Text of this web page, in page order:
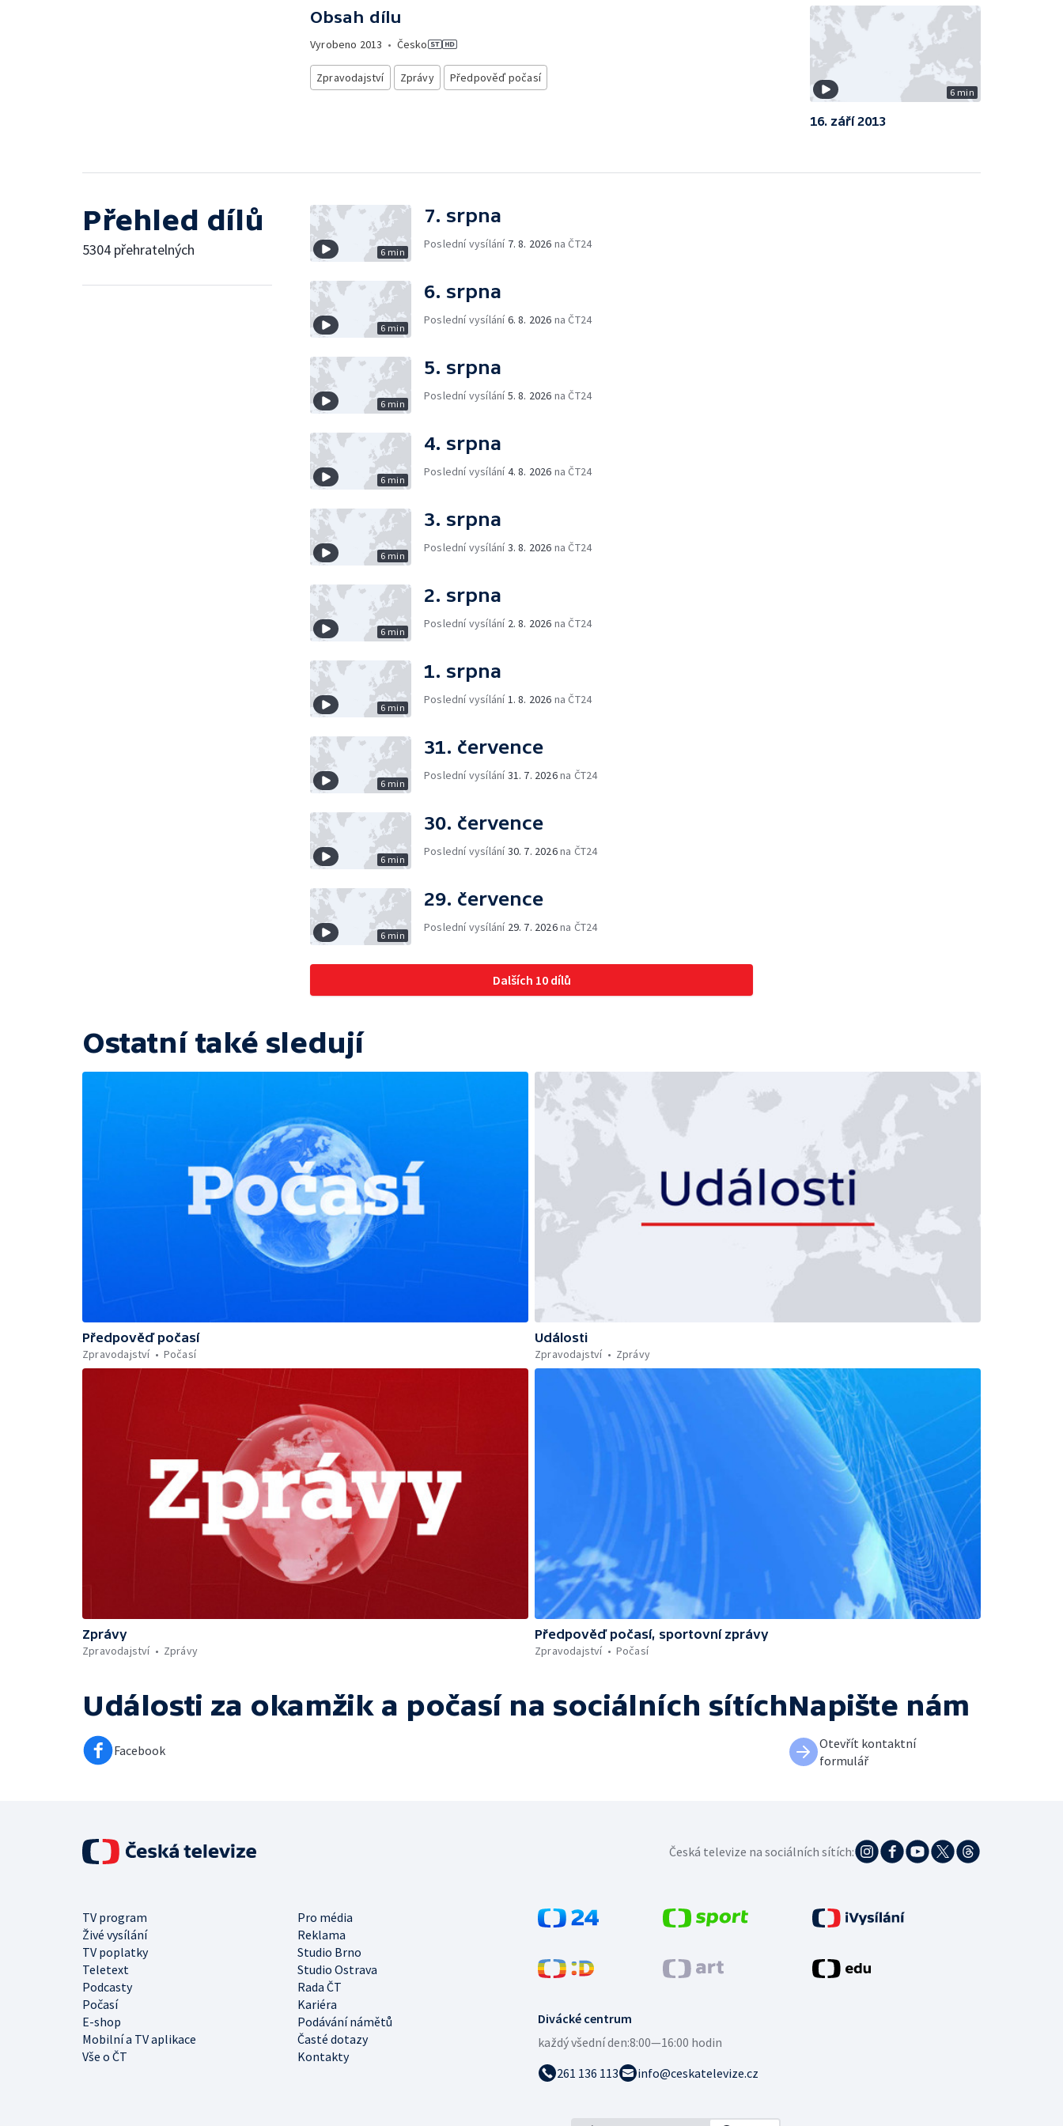
Obsah dílu
Vyrobeno 2013 • Česko
Zpravodajství Zprávy Předpověď počasí
6 min
16. září 2013
Přehled dílů
5304 přehratelných 6 min
7. srpna
Poslední vysílání 7. 8. 2026 na ČT24
6 min
6. srpna
Poslední vysílání6. 8. 2026 na ČT24
6 min
5. srpna
Poslední vysílání5. 8. 2026 na ČT24
6 min
4. srpna
Poslední vysílání4. 8. 2026 na ČT24
6 min
3. srpna
Poslední vysílání3. 8. 2026 na ČT24
6 min
2. srpna
Poslední vysílání 2. 8. 2026 na ČT24
6 min
1. srpna
Poslední vysílání 1. 8. 2026 na ČT24
6 min
31. července
Poslední vysílání31. 7. 2026na ČT24
6 min
30. července
Poslední vysílání30. 7. 2026na ČT24
6 min
29. července
Poslední vysílání 29. 7. 2026na ČT24
Dalších 10 dílů
Ostatní také sledují
Předpověď počasí
Zpravodajství
Počasí
Události
Zpravodajství
Zprávy
Zprávy
Zpravodajství
Zprávy
Předpověď počasí, sportovní zprávy
Zpravodajství
Počasí
Události za okamžik a počasí na sociálních sítích
Facebook
Napište nám
Otevřít kontaktní
formulář
Divácké centrum
každý všední den:8:00—16:00 hodin
261 136 113
info@ceskatelevize.cz
TV program
Pro média
Živé vysílání
Reklama
TV poplatky
Studio Brno
Teletext
Studio Ostrava
Podcasty
Rada ČT
Počasí
Kariéra
E-shop
Podávání námětů
Mobilní a TV aplikace
Časté dotazy
Vše o ČT
Kontakty
Česká televize na sociálních sítích: